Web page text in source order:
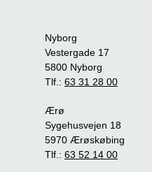
Nyborg
Vestergade 17
5800 Nyborg
Tlf.: 63 31 28 00
Ærø
Sygehusvejen 18
5970 Ærøskøbing
Tlf.: 63 52 14 00